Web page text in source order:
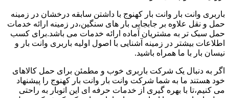
باربری وانت بار وانت بار کهنوج با داشتن سابقه درخشان در زمینه
حمل و نقل علاوه بر جابجایی بار های سنگین،در زمینه ارائه خدمات
حمل سبک تر به مشتریان آماده ارائه خدمات می باشد.برای کسب
اطلاعات بیشتر در زمینه آشنایی با اصول اولیه باربری وانت بار و
نیسان بار با ما همراه باشید.
اگر به دنبال یک شرکت باربری خوب و مطمئن برای حمل کالاهای
خود هستند ما به شما شرکت وانت بار وانت بار کهنوج را پیشنهاد
می کنیم،تا با بهره گیری از خدمات حرفه ای این اتوبار به راحتی